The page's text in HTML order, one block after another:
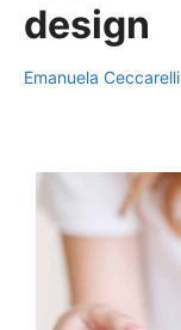
design
Emanuela Ceccarelli